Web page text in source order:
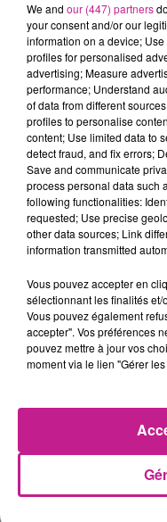
Vos missions :
o Approvisionner
o Gérer l'encaissement
o Maintenir le magasin
pour que les clients s'y
o Réceptionner et traiter
o Accompagner et
o Assurer le nettoyage
du point de vente
o Mettre en place et
Une formation
Des perspectives
international à très forte
Des avantages sociaux
Ticket restaurant
Des cartes cadeaux
Des avantages grâce à
Une mutuelle
Vous devez être
We and our (447) partners
your consent and/or our
information on a device;
profiles for personalised
advertising; Measure
performance; Understand
of data from different
profiles to personalise
content; Use limited data to
detect fraud, and fix errors;
Save and communicate
process personal data such
following functionalities:
requested; Use precise
other data sources; Link
information transmitted
Vous pouvez accepter en
sélectionnant les finalités
Vous pouvez également
accepter". Vos préférences
pouvez mettre à jour vos
moment via le lien "Gérer